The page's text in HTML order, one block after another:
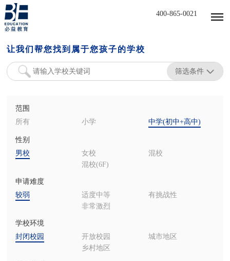
400-865-0021
让我们帮您找到属于您孩子的学校
筛选条件
范围
所有
小学 中学(初中+高中)
性别
男校
女校
混校
混校(6F)
申请难度
较弱
适度中等
有挑战性
非常激烈
学校环境
封闭校园
开放校园
城市地区
乡村地区